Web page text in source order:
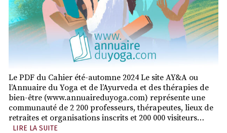
Le PDF du Cahier été-automne 2024 Le site AY&A ou
l’Annuaire du Yoga et de l’Ayurveda et des thérapies de
bien-être (www.annuaireduyoga.com) représente une
communauté de 2 200 professeurs, thérapeutes, lieux de
retraites et organisations inscrits et 200 000 visiteurs…
LIRE LA SUITE